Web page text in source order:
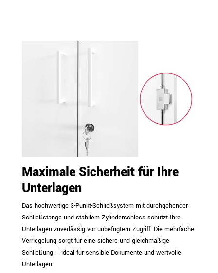
Maximale Sicherheit für Ihre
Unterlagen
Das hochwertige 3-Punkt-Schließsystem mit durchgehender
Schließstange und stabilem Zylinderschloss schützt Ihre
Unterlagen zuverlässig vor unbefugtem Zugriff. Die mehrfache
Verriegelung sorgt für eine sichere und gleichmäßige
Schließung – ideal für sensible Dokumente und wertvolle
Unterlagen.